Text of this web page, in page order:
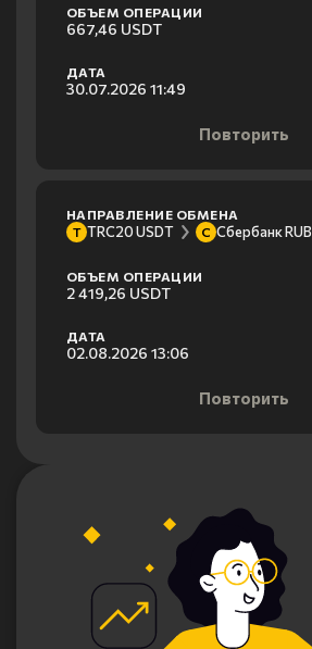
ОБЪЕМ ОПЕРАЦИИ
667,46 USDT
ДАТА
30.07.2026 11:49
Повторить
НАПРАВЛЕНИЕ ОБМЕНА
T TRC20 USDT С Сбербанк RUB
ОБЪЕМ ОПЕРАЦИИ
2 419,26 USDT
ДАТА
02.08.2026 13:06
Повторить